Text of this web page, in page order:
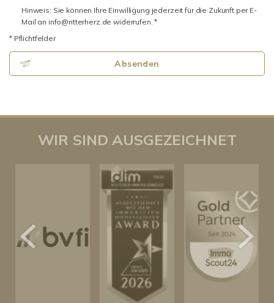
Hinweis: Sie können Ihre Einwilligung jederzeit für die Zukunft per E-
Mail an info@ritterherz.de widerrufen. *
* Pflichtfelder
Absenden
WIR SIND AUSGEZEICHNET